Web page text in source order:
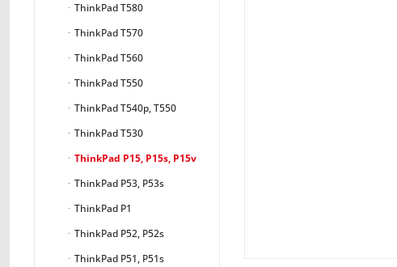
ThinkPad T580
ThinkPad T570
ThinkPad T560
ThinkPad T550
ThinkPad T540p, T550
ThinkPad T530
ThinkPad P15, P15s, P15v
ThinkPad P53, P53s
ThinkPad P1
ThinkPad P52, P52s
ThinkPad P51, P51s